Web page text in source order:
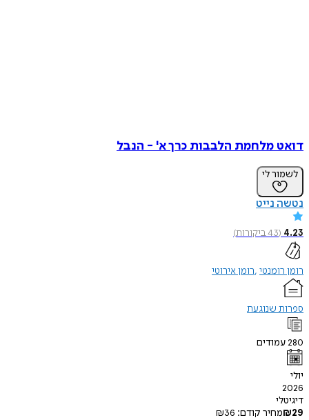
מלחמת הלבבות כרך א' - הנבל
לי
נייט
43ביקורות)
רומן אירוטי
שנוגעת
קודם:
₪36